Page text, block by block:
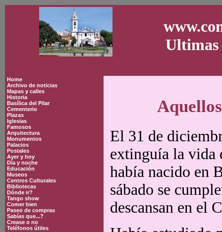
Ultimas
Home
Archivo de noticias
Mapas y calles
Historia
Basílica del Pilar
Cementerio
Plazas
Iglesias
Famosos
Arquitectura
Monumentos
Palacios
Postales
Ayer y hoy
Día y noche
Educación
Museos
Centros Culturales
Bibliotecas
Dónde ir?
Tango show
Comer bien
Paseo de compras
Sabías que...?
Crease o no
Teléfonos útiles
El 31 de
extinguía la vida
había nacido en
sábado se
descansan en el